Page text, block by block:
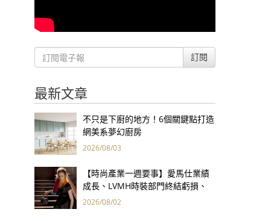
訂閱
最新文章
不只是下廚的地方！6個關鍵點打造
網美系夢幻廚房
2026/08/03
【時尚產業一週要事】愛馬仕業績
成長、LVMH時裝部門終結虧損、
Kering轉型策略初現成效、Prada
2026/08/02